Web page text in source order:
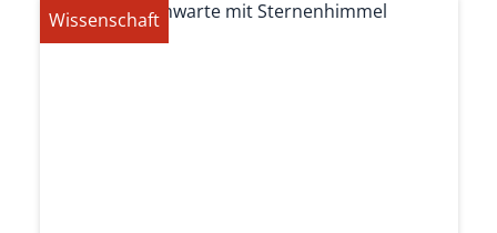
Wissenschaft